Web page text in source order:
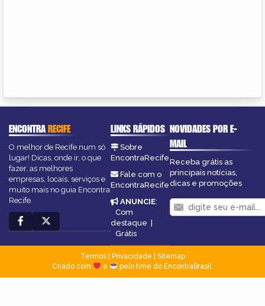
ENCONTRARECIFE
O melhor de Recife num só
lugar! Dicas, onde ir, o que
fazer, as melhores
empresas, locais, serviços e
muito mais no guia Encontra
Recife.
LINKS RÁPIDOS
Sobre
EncontraRecife
Fale com o
EncontraRecife
ANUNCIE:
Com
destaque |
Grátis
NOVIDADES POR E-
MAIL
Receba grátis as
principais notícias,
dicas e promoções
Termos| Privacidade
Sitemap
Criado com
e pelo time do EncontraBrasil